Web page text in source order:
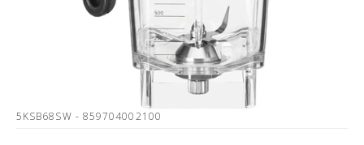
5KSB68SW - 859704002100